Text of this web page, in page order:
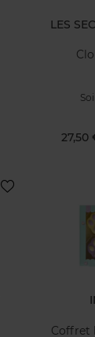
LES
27,50
Coffret